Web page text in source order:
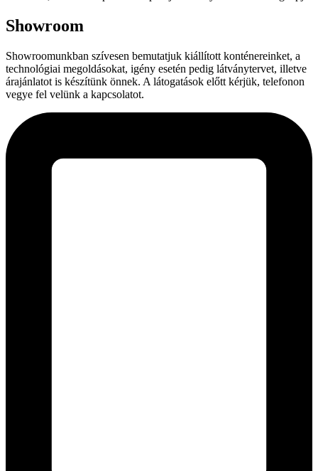
Showroom
Showroomunkban szívesen bemutatjuk kiállított konténereinket, a
technológiai megoldásokat, igény esetén pedig látványtervet, illetve
árajánlatot is készítünk önnek. A látogatások előtt kérjük, telefonon
vegye fel velünk a kapcsolatot.